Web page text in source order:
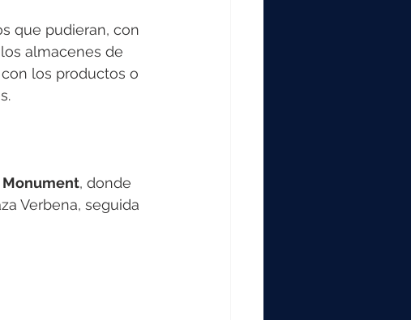
que pudieran, con
almacenes de
los productos o
, donde
Verbena, seguida